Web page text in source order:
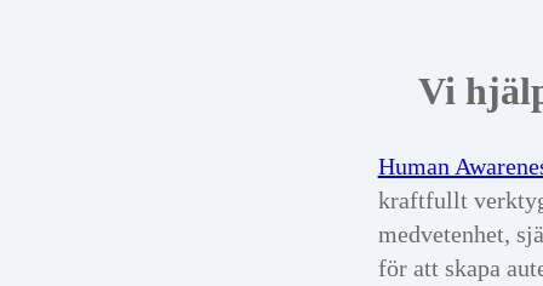
Vi
Human
kraftfullt
medvetenhet,
för att skapa